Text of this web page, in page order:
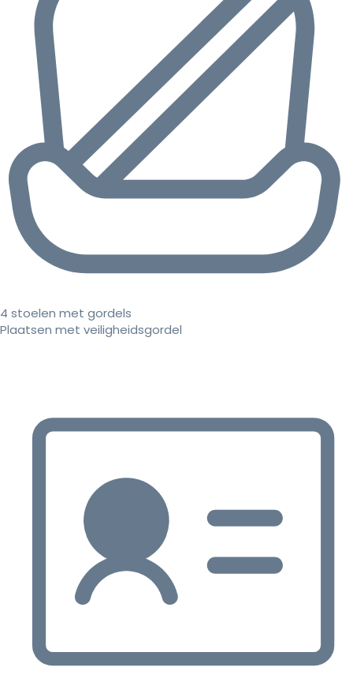
4 stoelen met gordels
Plaatsen met veiligheidsgordel